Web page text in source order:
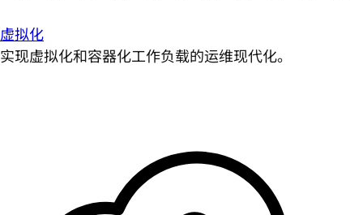
虚拟化
实现虚拟化和容器化工作负载的运维现代化。